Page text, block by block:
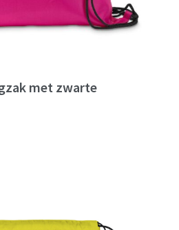
met zwarte